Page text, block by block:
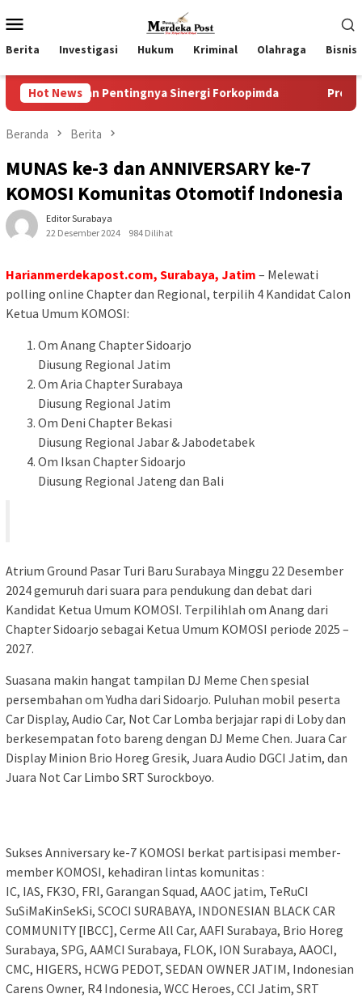
ke
kontenMobile
Berita Investigasi Hukum Kriminal Olahraga Bisnis
Hot News
Pentingnya Sinergi Forkopimda Progres Pelaksanaan
Beranda Berita
MUNAS ke-3 dan ANNIVERSARY ke-7
KOMOSI Komunitas Otomotif Indonesia
Editor Surabaya
22 Desember 2024
984 Dilihat
Harianmerdekapost.com, Surabaya, Jatim – Melewati
polling online Chapter dan Regional, terpilih 4 Kandidat Calon
Ketua Umum KOMOSI:
Om Anang Chapter Sidoarjo
Diusung Regional Jatim
Om Aria Chapter Surabaya
Diusung Regional Jatim
Om Deni Chapter Bekasi
Diusung Regional Jabar & Jabodetabek
Om Iksan Chapter Sidoarjo
Diusung Regional Jateng dan Bali
Atrium Ground Pasar Turi Baru Surabaya Minggu 22 Desember
2024 gemuruh dari suara para pendukung dan debat dari
Kandidat Ketua Umum KOMOSI. Terpilihlah om Anang dari
Chapter Sidoarjo sebagai Ketua Umum KOMOSI periode 2025 –
2027.
Suasana makin hangat tampilan DJ Meme Chen spesial
persembahan om Yudha dari Sidoarjo. Puluhan mobil peserta
Car Display, Audio Car, Not Car Lomba berjajar rapi di Loby dan
berkesempatan foto bareng dengan DJ Meme Chen. Juara Car
Display Minion Brio Horeg Gresik, Juara Audio DGCI Jatim, dan
Juara Not Car Limbo SRT Surockboyo.
Sukses Anniversary ke-7 KOMOSI berkat partisipasi member-
member KOMOSI, kehadiran lintas komunitas :
IC, IAS, FK3O, FRI, Garangan Squad, AAOC jatim, TeRuCI
SuSiMaKinSekSi, SCOCI SURABAYA, INDONESIAN BLACK CAR
COMMUNITY [IBCC], Cerme All Car, AAFI Surabaya, Brio Horeg
Surabaya, SPG, AAMCI Surabaya, FLOK, ION Surabaya, AAOCI,
CMC, HIGERS, HCWG PEDOT, SEDAN OWNER JATIM, Indonesian
Carens Owner, R4 Indonesia, WCC Heroes, CCI Jatim, SRT